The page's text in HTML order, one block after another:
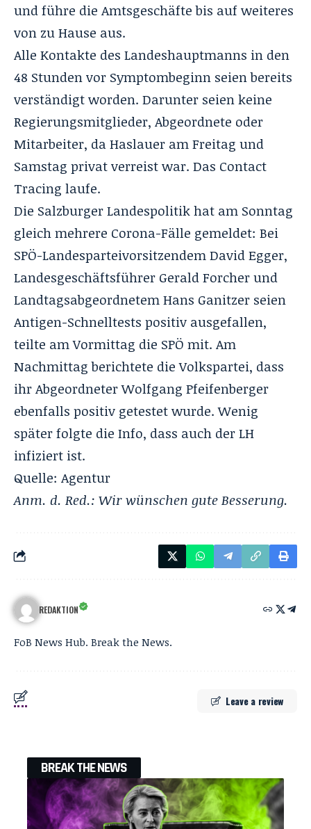
und führe die Amtsgeschäfte bis auf weiteres
von zu Hause aus.
Alle Kontakte des Landeshauptmanns in den
48 Stunden vor Symptombeginn seien bereits
verständigt worden. Darunter seien keine
Regierungsmitglieder, Abgeordnete oder
Mitarbeiter, da Haslauer am Freitag und
Samstag privat verreist war. Das Contact
Tracing laufe.
Die Salzburger Landespolitik hat am Sonntag
gleich mehrere Corona-Fälle gemeldet: Bei
SPÖ-Landesparteivorsitzendem David Egger,
Landesgeschäftsführer Gerald Forcher und
Landtagsabgeordnetem Hans Ganitzer seien
Antigen-Schnelltests positiv ausgefallen,
teilte am Vormittag die SPÖ mit. Am
Nachmittag berichtete die Volkspartei, dass
ihr Abgeordneter Wolfgang Pfeifenberger
ebenfalls positiv getestet wurde. Wenig
später folgte die Info, dass auch der LH
infiziert ist.
Quelle: Agentur
Anm. d. Red.: Wir wünschen gute Besserung.
REDAKTION
FoB News Hub. Break the News.
Leave a review
BREAK THE NEWS